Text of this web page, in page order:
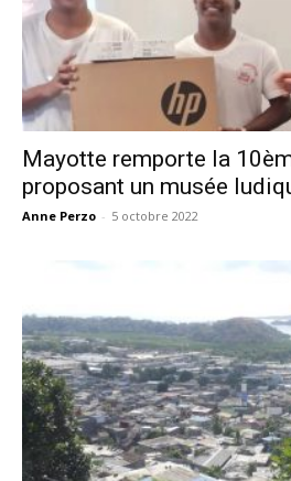
Mayotte remporte la
proposant un musée
Anne Perzo - 5 octobre 2022